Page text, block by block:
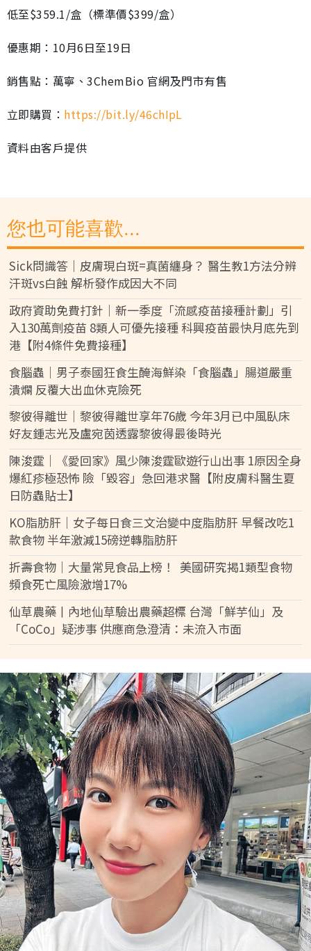
低至$359.1/盒（標準價$399/盒）
優惠期：10月6日至19日
銷售點：萬寧、3ChemBio 官網及門市有售
立即購買： https://bit.ly/46chIpL
資料由客戶提供
您也可能喜歡...
Sick問識答｜皮膚現白斑=真菌纏身？ 醫生教1方法分辨
汗斑vs白蝕 解析發作成因大不同
政府資助免費打針｜新一季度「流感疫苗接種計劃」引
入130萬劑疫苗 8類人可優先接種 科興疫苗最快月底先到
港【附4條件免費接種】
食腦蟲｜男子泰國狂食生醃海鮮染「食腦蟲」腸道嚴重
潰爛 反覆大出血休克險死
黎彼得離世｜黎彼得離世享年76歲 今年3月已中風臥床
好友鍾志光及盧宛茵透露黎彼得最後時光
陳浚霆｜《愛回家》風少陳浚霆歐遊行山出事 1原因全身
爆紅疹極恐怖 險「毀容」急回港求醫【附皮膚科醫生夏
日防蟲貼士】
KO脂肪肝｜女子每日食三文治變中度脂肪肝 早餐改吃1
款食物 半年激減15磅逆轉脂肪肝
折壽食物｜大量常見食品上榜！ 美國研究揭1類型食物
頻食死亡風險激增17%
仙草農藥丨內地仙草驗出農藥超標 台灣「鮮芋仙」及
「CoCo」疑涉事 供應商急澄清：未流入市面